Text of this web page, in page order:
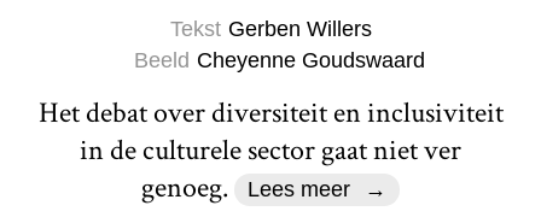
Tekst Gerben Willers
Beeld Cheyenne Goudswaard
Het debat over diversiteit en inclusiviteit
in de culturele sector gaat niet ver
genoeg.
Lees meer